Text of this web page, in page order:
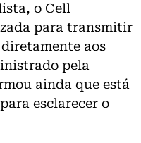
o Cell
para transmitir
aos
pela
ainda que está
esclarecer o